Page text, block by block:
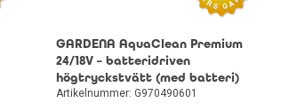
GARDENA AquaClean Premium
24/18V – batteridriven
högtryckstvätt (med batteri)
Artikelnummer: G970490601